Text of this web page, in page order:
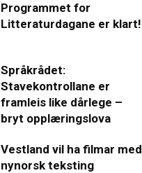
Programmet for
Litteraturdagane er klart!
Språkrådet:
Stavekontrollane er
framleis like dårlege –
bryt opplæringslova
Vestland vil ha filmar med
nynorsk teksting